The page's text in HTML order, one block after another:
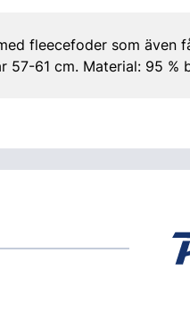
fleecefoder som även
57-61 cm. Material: 95 %